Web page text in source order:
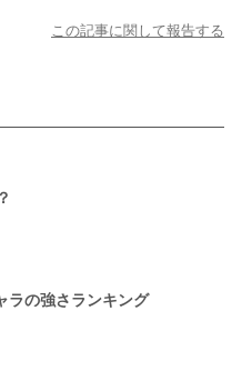
この記事に関して報告する
ラの強さランキング